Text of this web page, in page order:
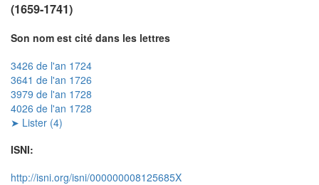
(1659-1741)
Son nom est cité dans les lettres
3426 de l'an 1724
3641 de l'an 1726
3979 de l'an 1728
4026 de l'an 1728
➤ Lister (4)
ISNI:
http://isni.org/isni/000000008125685X